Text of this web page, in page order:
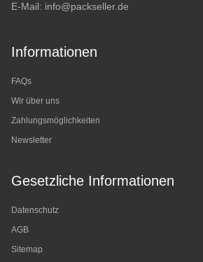
E-Mail: info@packseller.de
Informationen
FAQs
Wir über uns
Zahlungsmöglichkeiten
Newsletter
Gesetzliche Informationen
Datenschutz
AGB
Sitemap